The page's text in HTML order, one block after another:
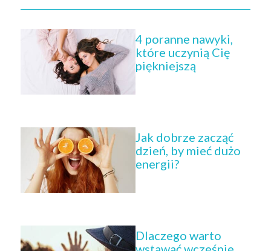
4 poranne nawyki,
które uczynią Cię
piękniejszą
Jak dobrze zacząć
dzień, by mieć dużo
energii?
Dlaczego warto